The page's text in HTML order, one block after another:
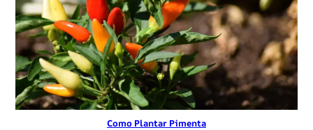
Como Plantar Pimenta